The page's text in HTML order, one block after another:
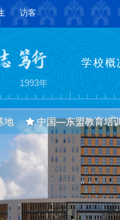
访客
学校概
琼州大学（专科）
1993年
更名为
地 中国—东盟教育培